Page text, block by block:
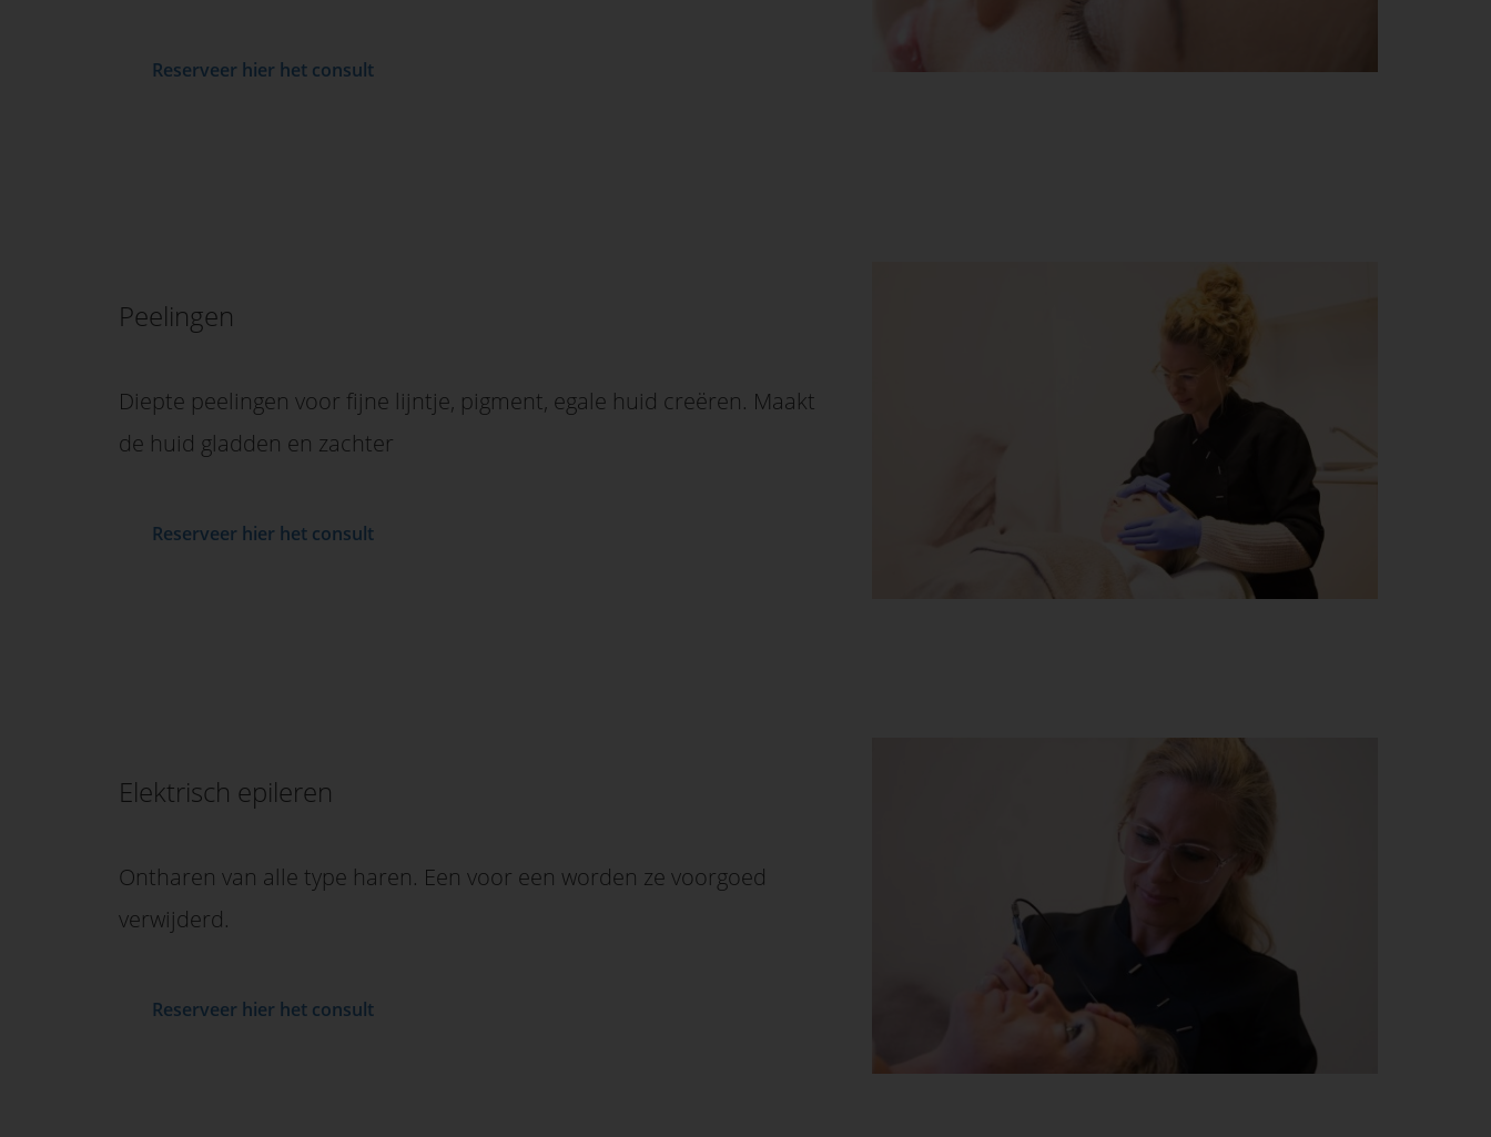
Reserveer hier het consult
Peelingen
Diepte peelingen voor fijne lijntje, pigment, egale huid creëren. Maakt
de huid gladden en zachter
Reserveer hier het consult
Elektrisch epileren
Ontharen van alle type haren. Een voor een worden ze voorgoed
verwijderd.
Reserveer hier het consult